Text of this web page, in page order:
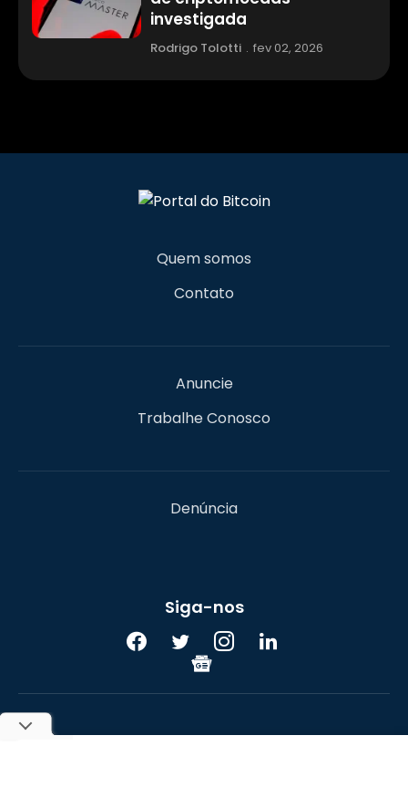
investigada
Rodrigo Tolotti . fev 02, 2026
Quem somos
Contato
Anuncie
Trabalhe Conosco
Denúncia
Siga-nos